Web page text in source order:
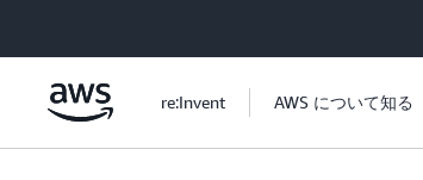
re:Invent AWS について知る